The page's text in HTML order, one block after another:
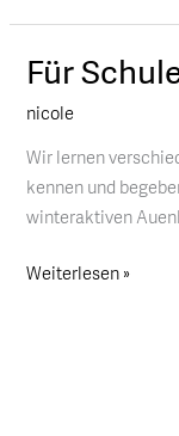
Für
nicole
Wir lernen
kennen und
winteraktiven
Für
Winterstrategien
Weiterlesen »